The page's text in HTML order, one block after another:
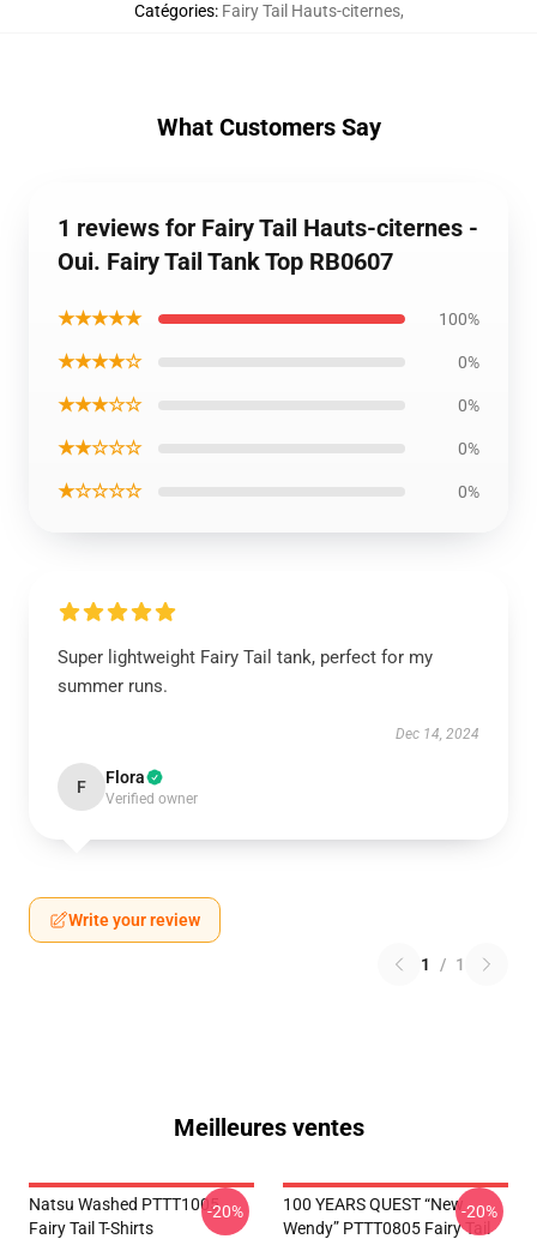
Catégories: Fairy Tail Hauts-citernes,
What Customers Say
1 reviews for Fairy Tail Hauts-citernes -
Oui. Fairy Tail Tank Top RB0607
★★★★★ 100%
★★★★☆ 0%
★★★☆☆ 0%
★★☆☆☆ 0%
★☆☆☆☆ 0%
Super lightweight Fairy Tail tank, perfect for my
summer runs.
Dec 14, 2024
F Flora
Verified owner
Write your review
1 / 1
Meilleures ventes
Natsu Washed PTTT1005
Fairy Tail T-Shirts
-20%
100 YEARS QUEST “New
Wendy” PTTT0805 Fairy Tail
-20%